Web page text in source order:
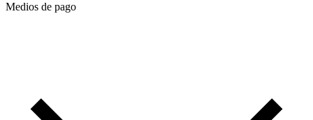
Medios de pago